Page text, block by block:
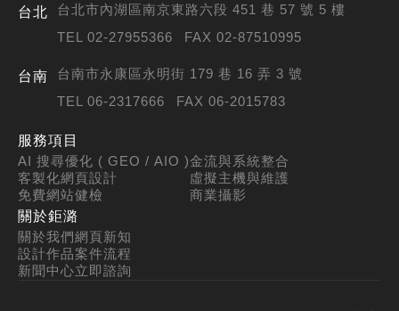
台北
台北市內湖區南京東路六段 451 巷 57 號 5 樓
TEL 02-27955366
FAX 02-87510995
台南
台南市永康區永明街 179 巷 16 弄 3 號
TEL 06-2317666
FAX 06-2015783
服務項目
AI 搜尋優化 ( GEO / AIO )
客製化網頁設計
免費網站健檢
金流與系統整合
虛擬主機與維護
商業攝影
關於鉅潞
關於我們
設計作品
新聞中心
網頁新知
案件流程
立即諮詢